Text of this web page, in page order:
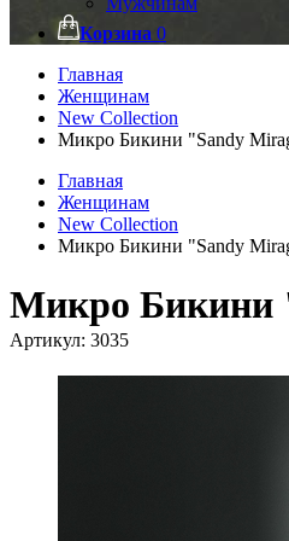
Корзина 0
Главная
Женщинам
New Collection
Микро Бикини "Sandy
Главная
Женщинам
New Collection
Микро Бикини "Sandy
Микро Бикини
Артикул: 3035